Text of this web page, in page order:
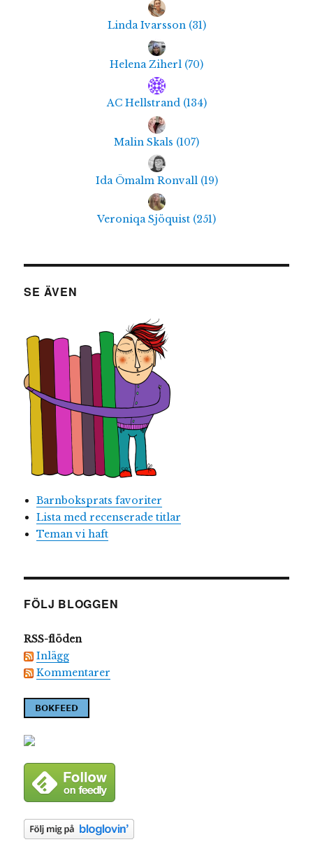
Linda Ivarsson (31)
Helena Ziherl (70)
AC Hellstrand (134)
Malin Skals (107)
Ida Ömalm Ronvall (19)
Veroniqa Sjöquist (251)
SE ÄVEN
Barnboksprats favoriter
Lista med recenserade titlar
Teman vi haft
FÖLJ BLOGGEN
RSS-flöden
Inlägg
Kommentarer